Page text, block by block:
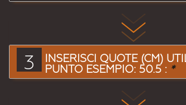
3
INSERISCI QUOTE (CM)
PUNTO ESEMPIO: 50.5 : *